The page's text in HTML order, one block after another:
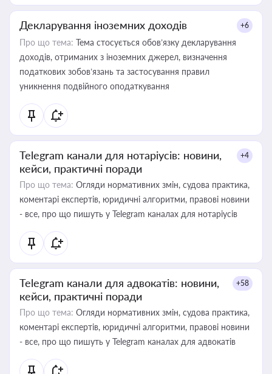
Декларування іноземних доходів +6
Про що тема: Тема стосується обов’язку декларування
доходів, отриманих з іноземних джерел, визначення
податкових зобов’язань та застосування правил
уникнення подвійного оподаткування
Telegram канали для нотаріусів: новини,
кейси, практичні поради
+4
Про що тема: Огляди нормативних змін, судова практика,
коментарі експертів, юридичні алгоритми, правові новини
- все, про що пишуть у Telegram каналах для нотаріусів
Telegram канали для адвокатів: новини,
кейси, практичні поради
+58
Про що тема: Огляди нормативних змін, судова практика,
коментарі експертів, юридичні алгоритми, правові новини
- все, про що пишуть у Telegram каналах для адвокатів